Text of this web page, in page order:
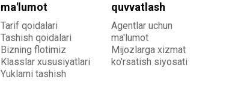
ma'lumot
Tarif qoidalari
Tashish qoidalari
Bizning flotimiz
Klasslar xususiyatlari
Yuklarni tashish
quvvatlash
Agentlar uchun
ma'lumot
Mijozlarga xizmat
ko'rsatish siyosati